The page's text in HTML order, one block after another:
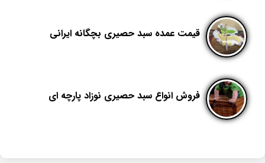
قیمت عمده سبد حصیری بچگانه ایرانی
فروش انواع سبد حصیری نوزاد پارچه ای